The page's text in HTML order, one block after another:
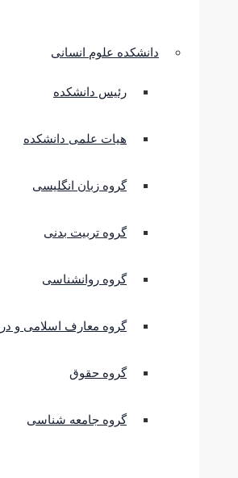
دانشکده علوم انسانی
رئیس دانشکده
هیات علمی دانشکده
گروه زبان انگلیسی
گروه تربیت بدنی
گروه روانشناسی
گروه معارف اسلامی و
گروه حقوق
گروه جامعه شناسی